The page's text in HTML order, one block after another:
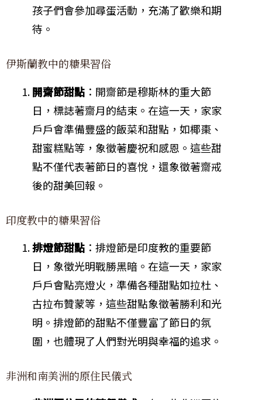
孩子們會參加尋蛋活動，充滿了歡樂和期
待。
伊斯蘭教中的糖果習俗
開齋節甜點 ：開齋節是穆斯林的重大節
日，標誌著齋月的結束。在這一天，家家
戶戶會準備豐盛的飯菜和甜點，如椰棗、
甜蜜糕點等，象徵著慶祝和感恩。這些甜
點不僅代表著節日的喜悅，還象徵著齋戒
後的甜美回報。
印度教中的糖果習俗
排燈節甜點 ：排燈節是印度教的重要節
日，象徵光明戰勝黑暗。在這一天，家家
戶戶會點亮燈火，準備各種甜點如拉杜、
古拉布贊蒙等，這些甜點象徵著勝利和光
明。排燈節的甜點不僅豐富了節日的氛
圍，也體現了人們對光明與幸福的追求。
非洲和南美洲的原住民儀式